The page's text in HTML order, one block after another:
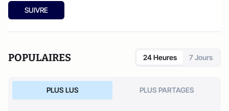
SUIVRE
POPULAIRES 24 Heures 7 Jours
PLUS LUS PLUS PARTAGES